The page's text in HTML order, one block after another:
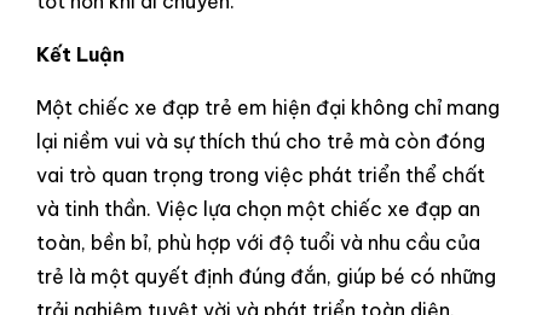
Kết Luận
Một chiếc xe đạp trẻ em hiện đại không chỉ mang
lại niềm vui và sự thích thú cho trẻ mà còn đóng
vai trò quan trọng trong việc phát triển thể chất
và tinh thần. Việc lựa chọn một chiếc xe đạp an
toàn, bền bỉ, phù hợp với độ tuổi và nhu cầu của
trẻ là một quyết định đúng đắn, giúp bé có những
trải nghiệm tuyệt vời và phát triển toàn diện.